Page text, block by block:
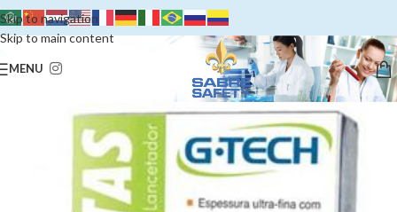
Skip to navigation
Skip to main content
MENU